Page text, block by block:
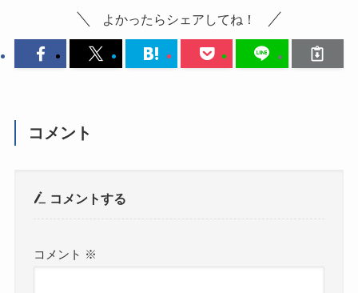
よかったらシェアしてね！
コメント
コメントする
コメント ※